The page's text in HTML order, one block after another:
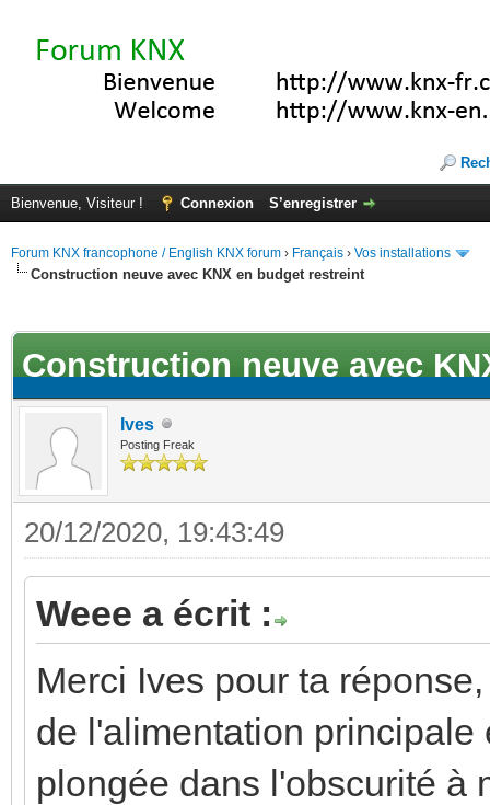
Bienvenue, Visiteur ! Connexion S’enregistrer
Forum KNX francophone / English KNX forum › Français › Vos installations
Construction neuve avec KNX en budget restreint
Construction neuve avec
Ives
Posting Freak
20/12/2020, 19:43:49
Weee a écrit :
Merci Ives pour ta
de l'alimentation
plongée dans l'obscurité à